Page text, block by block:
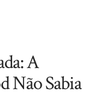
A
Não Sabia